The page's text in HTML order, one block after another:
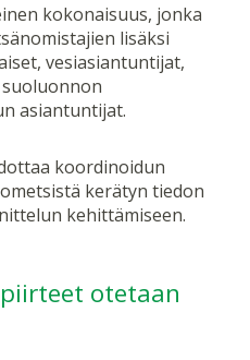
kokonaisuus, jonka
lisäksi
vesiasiantuntijat,
asiantuntijat.
koordinoidun
kerätyn tiedon
kehittämiseen.
otetaan